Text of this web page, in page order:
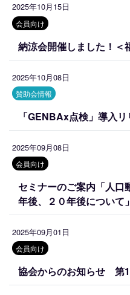
2025年10月15日
会員向け
納涼会開催しました！＜
2025年10月08日
賛助会情報
「GENBAx点検」導入
2025年09月08日
会員向け
セミナーのご案内「人口
年後、２０年後について」
2025年09月01日
会員向け
協会からのお知らせ 第